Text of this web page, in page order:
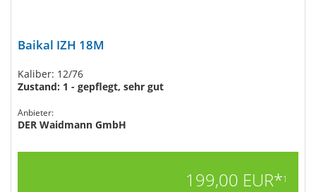
Baikal IZH 18M
Kaliber: 12/76
Zustand: 1 - gepflegt, sehr gut
Anbieter:
DER Waidmann GmbH
199,00 EUR*1